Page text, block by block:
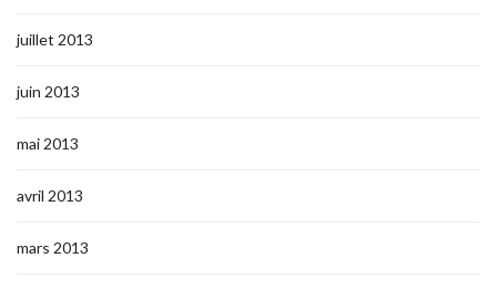
juillet 2013
juin 2013
mai 2013
avril 2013
mars 2013